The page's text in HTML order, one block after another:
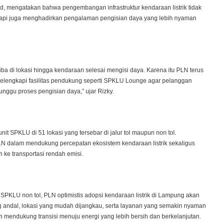
mengatakan bahwa pengembangan infrastruktur kendaraan listrik tidak
juga menghadirkan pengalaman pengisian daya yang lebih nyaman
di lokasi hingga kendaraan selesai mengisi daya. Karena itu PLN terus
fasilitas pendukung seperti SPKLU Lounge agar pelanggan
proses pengisian daya,” ujar Rizky.
SPKLU di 51 lokasi yang tersebar di jalur tol maupun non tol.
dalam mendukung percepatan ekosistem kendaraan listrik sekaligus
transportasi rendah emisi.
non tol, PLN optimistis adopsi kendaraan listrik di Lampung akan
lokasi yang mudah dijangkau, serta layanan yang semakin nyaman,
transisi menuju energi yang lebih bersih dan berkelanjutan.